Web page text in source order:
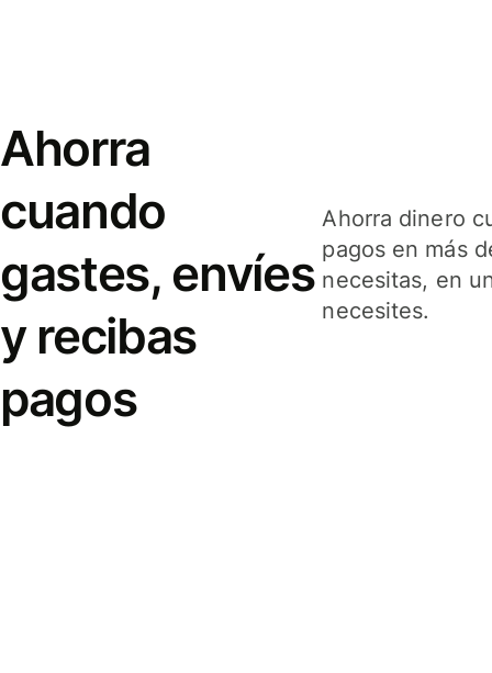
Ahorra
cuando
gastes, envíes
y recibas
pagos
Ahorra dinero
pagos en más
necesitas, en
necesites.